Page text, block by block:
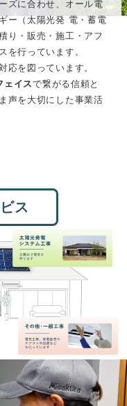
ズに合わせ、オール電
ー（太陽光発 電・蓄電
り・販売・施工・アフ
を行っています。
応を図っています。
ェイスで繋がる信頼と
声を大切にした事業活
ス